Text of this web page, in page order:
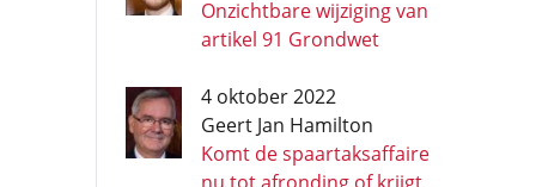
Onzichtbare wijziging van
artikel 91 Grondwet
4 oktober 2022
Geert Jan Hamilton
Komt de spaartaksaffaire